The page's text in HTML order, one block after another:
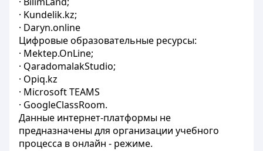
· Kundelik.kz;
· Daryn.online
Цифровые образовательные ресурсы:
· Mektep.OnLine;
· QaradomalakStudio;
· Оpiq.kz
· Microsoft TEAMS
· GoogleClassRoom.
Данные интернет-платформы не
предназначены для организации учебного
процесса в онлайн - режиме.